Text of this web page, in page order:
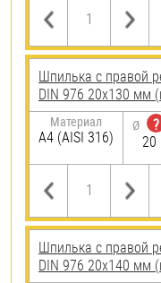
Шпилька с правой
DIN 976 20х130 мм
Материал
A4 (AISI 316)
Ø
?
20
Шпилька с правой
DIN 976 20х140 мм